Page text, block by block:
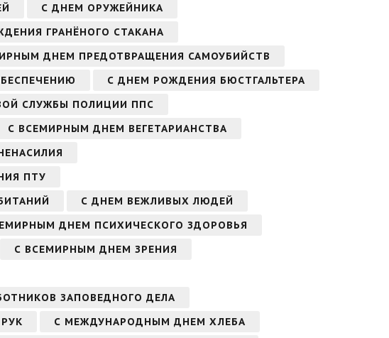
С ДНЕМ ОРУЖЕЙНИКА
ГРАНЁНОГО СТАКАНА
ДНЕМ ПРЕДОТВРАЩЕНИЯ САМОУБИЙСТВ
С ДНЕМ РОЖДЕНИЯ БЮСТГАЛЬТЕРА
СЛУЖБЫ ПОЛИЦИИ ППС
С ВСЕМИРНЫМ ДНЕМ ВЕГЕТАРИАНСТВА
ПТУ
С ДНЕМ ВЕЖЛИВЫХ ЛЮДЕЙ
ДНЕМ ПСИХИЧЕСКОГО ЗДОРОВЬЯ
С ВСЕМИРНЫМ ДНЕМ ЗРЕНИЯ
ЗАПОВЕДНОГО ДЕЛА
С МЕЖДУНАРОДНЫМ ДНЕМ ХЛЕБА